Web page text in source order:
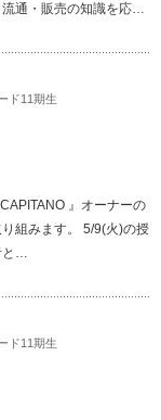
流通・販売の知識を応…
ド11期生
』オーナーの
組みます。 5/9(火)の授
と…
ド11期生